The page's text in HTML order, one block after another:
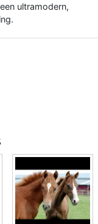
ultramodern,